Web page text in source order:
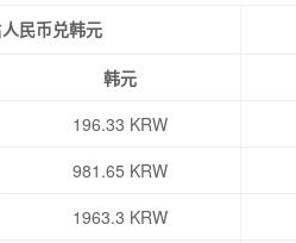
人民币兑韩元
韩元
196.33 KRW
981.65 KRW
1963.3 KRW